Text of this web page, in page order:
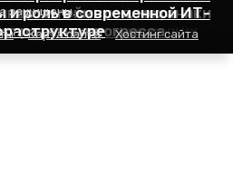
правила игры, секреты
советы для начинающих
геймплея, механики
прогресса
и роль в современной ИТ-
защищены.
Карта сайта Хостинг сайта